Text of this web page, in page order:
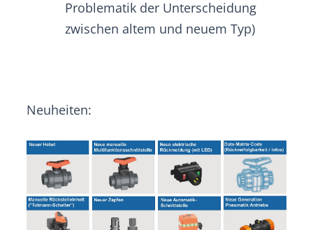
Problematik der Unterscheidung
zwischen altem und neuem Typ)
Neuheiten: